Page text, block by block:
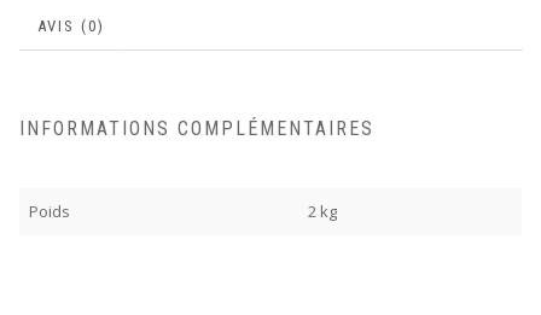
AVIS (0)
INFORMATIONS COMPLÉMENTAIRES
Poids 2 kg